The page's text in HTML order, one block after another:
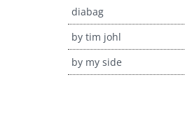
diabag
by tim johl
by my side